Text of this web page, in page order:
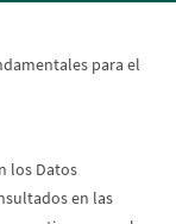
para el
los Datos
en las